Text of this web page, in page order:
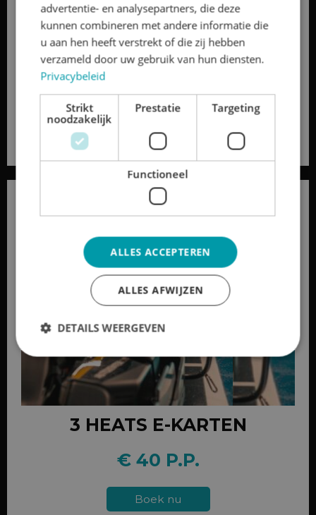
CADEAUBON
SKAGAVENTURE
Boek nu
3 HEATS E-KARTEN
€ 40 P.P.
Boek nu
advertentie- en analysepartners, die deze
kunnen combineren met andere informatie die
u aan hen heeft verstrekt of die zij hebben
verzameld door uw gebruik van hun diensten.
Privacybeleid
Strikt
noodzakelijk
Prestatie Targeting
Functioneel
ALLES ACCEPTEREN
ALLES AFWIJZEN
DETAILS WEERGEVEN